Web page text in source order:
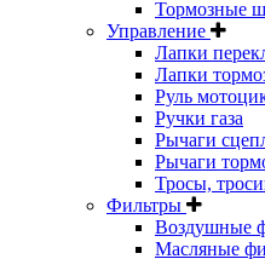
Тормозные
Управление
Лапки
Лапки
Руль
Ручки газа
Рычаги
Рычаги
Тросы,
Фильтры
Воздушные
Масляные